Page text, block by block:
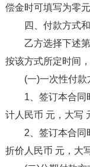
偿金时可填写为零
四、付款方式
乙方选择下述
按该方式所定时间
(一)一次性付
1、签订本合同
计人民币 元，大写
2、签订本合同
折价人民币 元，大